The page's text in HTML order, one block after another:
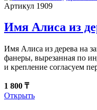
Артикул 1909
Имя Алиса из
Имя Алиса из дерева на
фанеры, вырезанная по
и крепление согласуем
1 800 ₸
Открыть